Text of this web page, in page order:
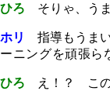
ひろ そりゃ、う
ホリ 指導もうま
ーニングを頑張ら
ひろ え！？ この